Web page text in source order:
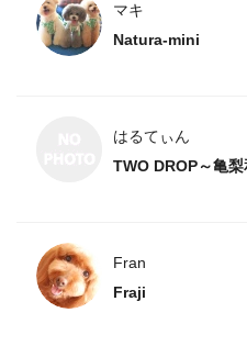
マキ
Natura-mini
はるてぃん
TWO DROP～亀
Fran
Fraji